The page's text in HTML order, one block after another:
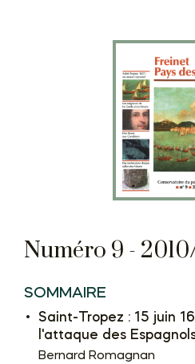
Numéro 9 -
SOMMAIRE
Saint-Tropez : 15 juin
l'attaque des
Bernard Romagnan